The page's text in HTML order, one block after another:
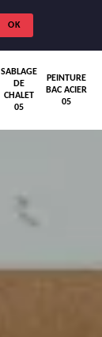
SABLAGE
DE
CHALET
05
PEINTURE
BAC ACIER
05